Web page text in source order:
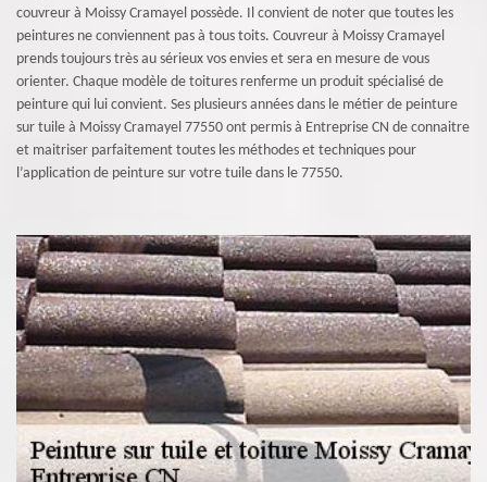
couvreur à Moissy Cramayel possède. Il convient de noter que toutes les
peintures ne conviennent pas à tous toits. Couvreur à Moissy Cramayel
prends toujours très au sérieux vos envies et sera en mesure de vous
orienter. Chaque modèle de toitures renferme un produit spécialisé de
peinture qui lui convient. Ses plusieurs années dans le métier de peinture
sur tuile à Moissy Cramayel 77550 ont permis à Entreprise CN de connaitre
et maitriser parfaitement toutes les méthodes et techniques pour
l’application de peinture sur votre tuile dans le 77550.